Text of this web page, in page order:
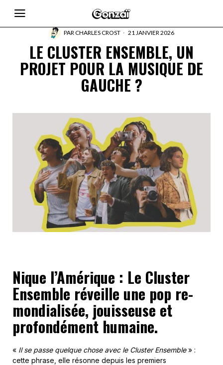
PARCHARLES CROST 21 JANVIER 2026
LE CLUSTER ENSEMBLE, UN
PROJET POUR LA MUSIQUE DE
GAUCHE ?
Nique l’Amérique : Le Cluster
Ensemble réveille une pop re-
mondialisée, jouisseuse et
profondément humaine.
« Il se passe quelque chose avec le Cluster Ensemble» :
cette phrase, elle résonne depuis les premiers